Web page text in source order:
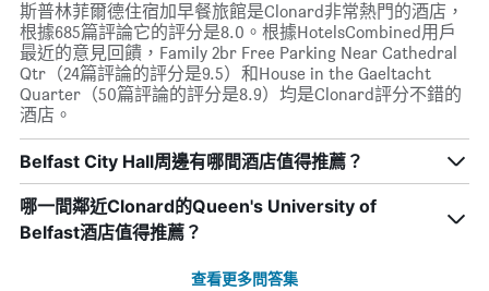
此
圖
表
具
有
1
條
X
軸，
顯
示
一
斯普林菲爾德住宿加早餐旅館是Clonard非常熱門的酒店，
根據685篇評論它的評分是8.0。根據HotelsCombined用戶
最近的意見回饋，Family 2br Free Parking Near Cathedral
Qtr（24篇評論的評分是9.5）和House in the Gaeltacht
Quarter（50篇評論的評分是8.9）均是Clonard評分不錯的
酒店。
Belfast City Hall周邊有哪間酒店值得推薦？
哪一間鄰近Clonard的Queen's University of
Belfast酒店值得推薦？
查看更多問答集